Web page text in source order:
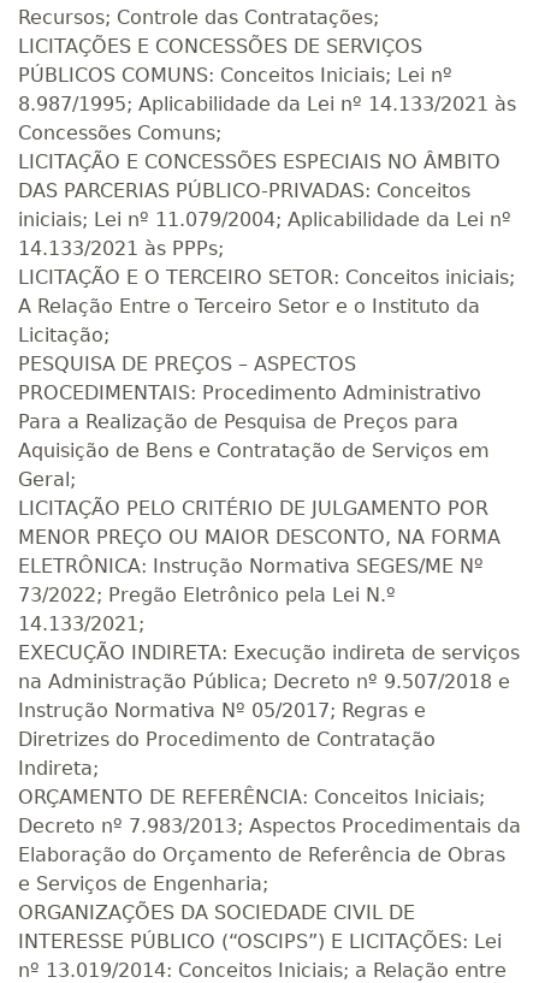
Recursos; Controle das Contratações;
LICITAÇÕES E CONCESSÕES DE SERVIÇOS
PÚBLICOS COMUNS: Conceitos Iniciais; Lei nº
8.987/1995; Aplicabilidade da Lei nº 14.133/2021 às
Concessões Comuns;
LICITAÇÃO E CONCESSÕES ESPECIAIS NO ÂMBITO
DAS PARCERIAS PÚBLICO‑PRIVADAS: Conceitos
iniciais; Lei nº 11.079/2004; Aplicabilidade da Lei nº
14.133/2021 às PPPs;
LICITAÇÃO E O TERCEIRO SETOR: Conceitos iniciais;
A Relação Entre o Terceiro Setor e o Instituto da
Licitação;
PESQUISA DE PREÇOS – ASPECTOS
PROCEDIMENTAIS: Procedimento Administrativo
Para a Realização de Pesquisa de Preços para
Aquisição de Bens e Contratação de Serviços em
Geral;
LICITAÇÃO PELO CRITÉRIO DE JULGAMENTO POR
MENOR PREÇO OU MAIOR DESCONTO, NA FORMA
ELETRÔNICA: Instrução Normativa SEGES/ME Nº
73/2022; Pregão Eletrônico pela Lei N.º
14.133/2021;
EXECUÇÃO INDIRETA: Execução indireta de serviços
na Administração Pública; Decreto nº 9.507/2018 e
Instrução Normativa Nº 05/2017; Regras e
Diretrizes do Procedimento de Contratação
Indireta;
ORÇAMENTO DE REFERÊNCIA: Conceitos Iniciais;
Decreto nº 7.983/2013; Aspectos Procedimentais da
Elaboração do Orçamento de Referência de Obras
e Serviços de Engenharia;
ORGANIZAÇÕES DA SOCIEDADE CIVIL DE
INTERESSE PÚBLICO (“OSCIPS”) E LICITAÇÕES: Lei
nº 13.019/2014: Conceitos Iniciais; a Relação entre